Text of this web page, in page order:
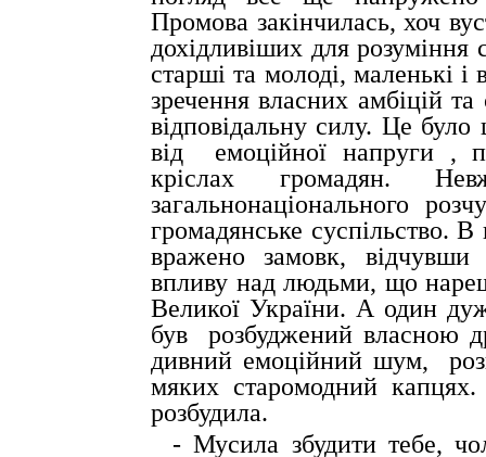
Промова закінчилась, хоч
дохідливіших для
старші та молоді, маленькі і
зречення власних амбіцій
відповідальну силу. Це
від
емоційної напруги ,
кріслах громадян.
загальнонаціонального
громадянське суспільство. В
вражено замовк, відчувши
впливу над людьми, що
Великої України. А один
був
розбуджений власною
дивний емоційний шум,
мяких старомодний
розбудила.
- Мусила збудити тебе,